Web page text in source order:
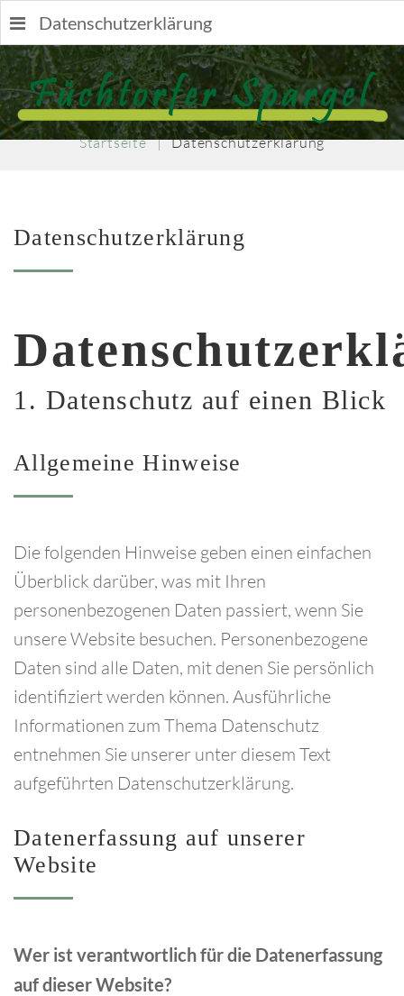
Datenschutzerklärung
Startseite | Datenschutzerklärung
Datenschutzerklärung
1. Datenschutz auf einen Blick
Allgemeine Hinweise
Die folgenden Hinweise geben einen einfachen
Überblick darüber, was mit Ihren
personenbezogenen Daten passiert, wenn Sie
unsere Website besuchen. Personenbezogene
Daten sind alle Daten, mit denen Sie persönlich
identifiziert werden können. Ausführliche
Informationen zum Thema Datenschutz
entnehmen Sie unserer unter diesem Text
aufgeführten Datenschutzerklärung.
Datenerfassung auf unserer
Website
Wer ist verantwortlich für die Datenerfassung
auf dieser Website?
Username
Remember
Me
your
username?
FACEBOOK